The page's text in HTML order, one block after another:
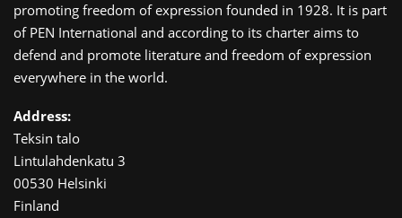
promoting freedom of expression founded in 1928. It is part
of PEN International and according to its charter aims to
defend and promote literature and freedom of expression
everywhere in the world.
Address:
Teksin talo
Lintulahdenkatu 3
00530 Helsinki
Finland